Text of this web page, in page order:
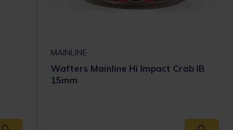
MAINLINE
Wafters Mainline Hi Impact Crab IB
15mm